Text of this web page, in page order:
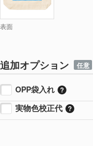
表面
追加オプション 任意
OPP袋入れ
実物色校正代